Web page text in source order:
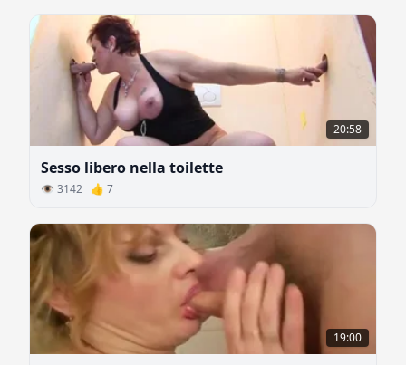
20:58
Sesso libero nella toilette
👁 3142 👍 7
19:00